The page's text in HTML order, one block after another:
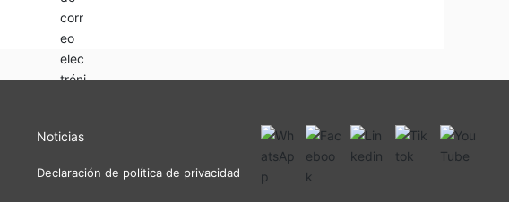
Noticias
Declaración de política de privacidad